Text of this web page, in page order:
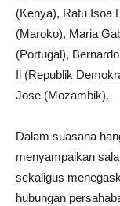
(Kenya), Ratu Isoa
(Maroko), Maria
(Portugal),
Il (Republik
Jose (Mozambik).
Dalam suasana
menyampaikan
sekaligus
hubungan